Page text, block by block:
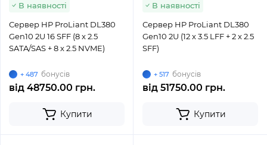
В наявності
Сервер HP ProLiant DL380
Gen10 2U 16 SFF (8 x 2.5
SATA/SAS + 8 x 2.5 NVME)
+ 487 бонусів
від 48750.00 грн.
Купити
В наявності
Сервер HP ProLiant DL380
Gen10 2U (12 x 3.5 LFF + 2 x 2.5
SFF)
+ 517 бонусів
від 51750.00 грн.
Купити